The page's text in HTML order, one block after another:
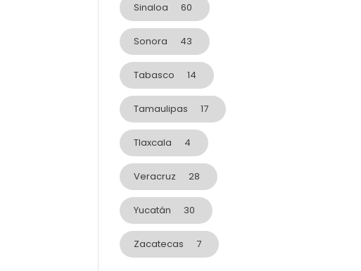
Sinaloa 60
Sonora 43
Tabasco 14
Tamaulipas 17
Tlaxcala 4
Veracruz 28
Yucatán 30
Zacatecas 7